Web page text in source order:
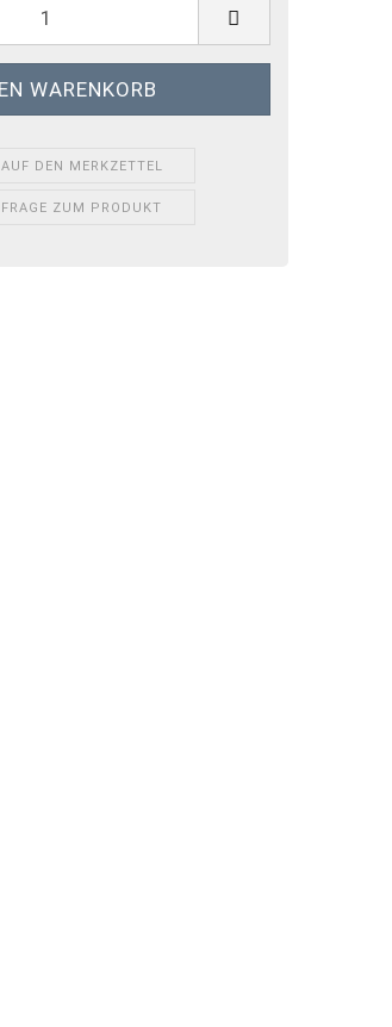
AUF DEN MERKZETTEL
FRAGE ZUM PRODUKT